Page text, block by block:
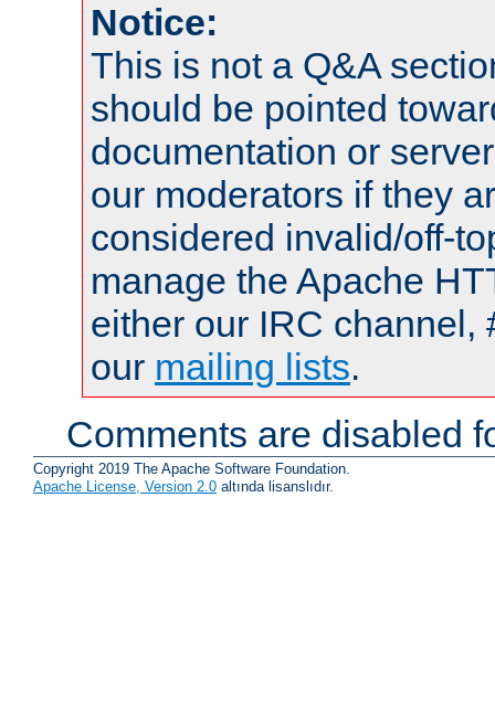
Notice:
This is not a Q&A
should be pointed
documentation or
our moderators if they
considered invalid/off-
manage the Apache
either our IRC channel,
our mailing lists.
Comments are disabled
Copyright 2019 The Apache Software Foundation.
Apache License, Version 2.0 altında lisanslıdır.